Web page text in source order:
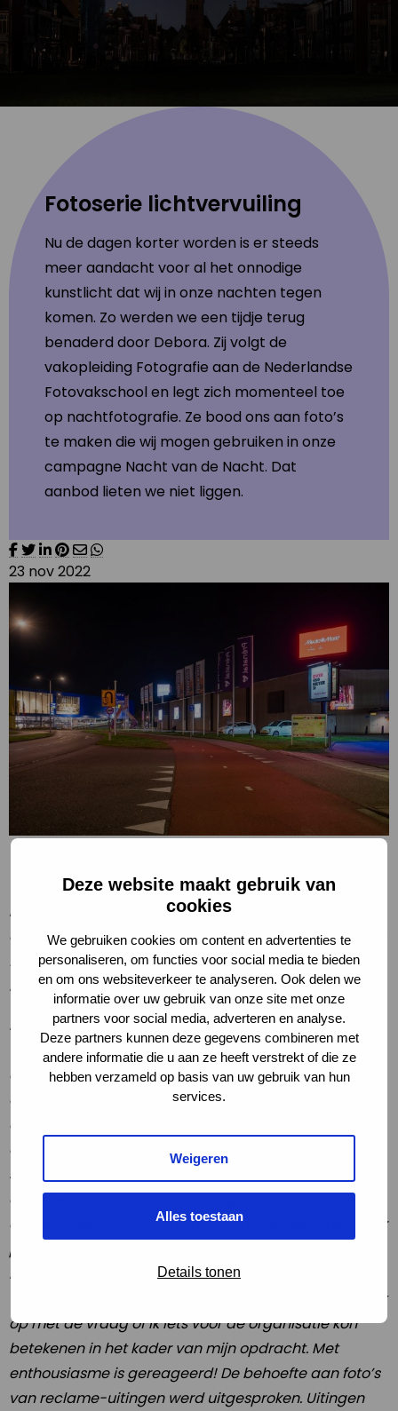
Deze website maakt gebruik van
cookies
We gebruiken cookies om content en advertenties te
personaliseren, om functies voor social media te bieden
en om ons websiteverkeer te analyseren. Ook delen we
informatie over uw gebruik van onze site met onze
partners voor social media, adverteren en analyse.
Deze partners kunnen deze gegevens combineren met
andere informatie die u aan ze heeft verstrekt of die ze
hebben verzameld op basis van uw gebruik van hun
services.
Weigeren
Alles toestaan
Details tonen
Fotoserie lichtvervuiling
Nu de dagen korter worden is er steeds
meer aandacht voor al het onnodige
kunstlicht dat wij in onze nachten tegen
komen. Zo werden we een tijdje terug
benaderd door Debora. Zij volgt de
vakopleiding Fotografie aan de Nederlandse
Fotovakschool en legt zich momenteel toe
op nachtfotografie. Ze bood ons aan foto’s
te maken die wij mogen gebruiken in onze
campagne Nacht van de Nacht. Dat
aanbod lieten we niet liggen.
23 nov 2022
vakopleiding Fotografie aan de Nederlandse
Fotovakschool
. Ik ben vorig jaar gestart met deze
opleiding om een verdieping te maken in mijn werk. Ik
fotografeer al een aantal jaren portretten en heb de
behoefte om uit te breiden naar andere doelgroepen.
De schoolopdracht vraagt om een serie van
(stedelijke) landschapsfoto’s waarbij menselijke
aanpassing is toegepast. Verder staat de opdracht
open voor eigen invulling. Mijn eigen wens hierbij is
om iets met nachtfotografie te doen. Zoekende naar
een onderwerp voor een betekenisvolle nachtelijke
serie kwam ik op de website
nachtvandenacht.nl
enorme opsomming van gevolgen van lichtgebruik in
de nacht kwam bij mij binnen. Zoals de gevolgen voor
planten, dieren en eigen gezondheid. Ik voelde dat ik
hier iets mee kon. Ik besloot mijn project de titel
op met de vraag of ik iets voor de organisatie kon
betekenen in het kader van mijn opdracht. Met
enthousiasme is gereageerd! De behoefte aan foto’s
van reclame-uitingen werd uitgesproken. Uitingen